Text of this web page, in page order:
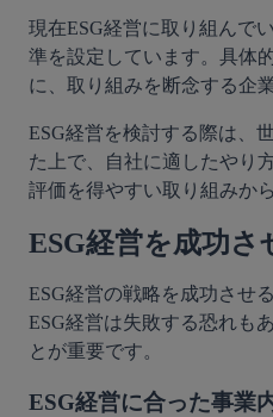
現在ESG経営に取り組んで
準を設定しています。具体
に、取り組みを断念する企
ESG経営を検討する際は、
た上で、自社に適したやり
評価を得やすい取り組みか
ESG経営を成功
ESG経営の戦略を成功させ
ESG経営は失敗する恐れも
とが重要です。
ESG経営に合った事業